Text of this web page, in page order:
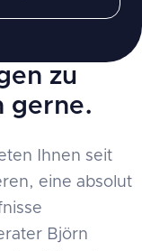
zu
gerne.
Ihnen seit
eine absolut
Björn